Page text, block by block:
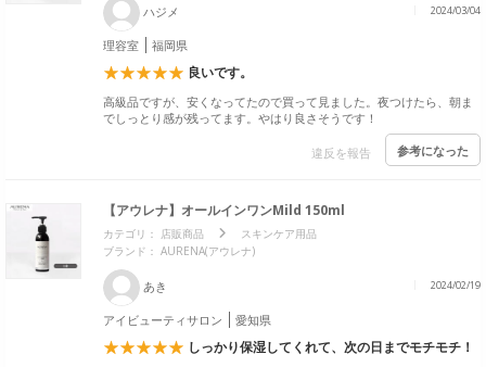
ハジメ 2024/03/04
理容室 福岡県
良いです。
高級品ですが、安くなってたので買って見ました。夜つけたら、朝ま
でしっとり感が残ってます。やはり良さそうです！
違反を報告 参考になった
【アウレナ】オールインワンMild 150ml
カテゴリ： 店販商品
スキンケア用品
ブランド： AURENA(アウレナ)
あき 2024/02/19
アイビューティサロン 愛知県
しっかり保湿してくれて、次の日までモチモチ！